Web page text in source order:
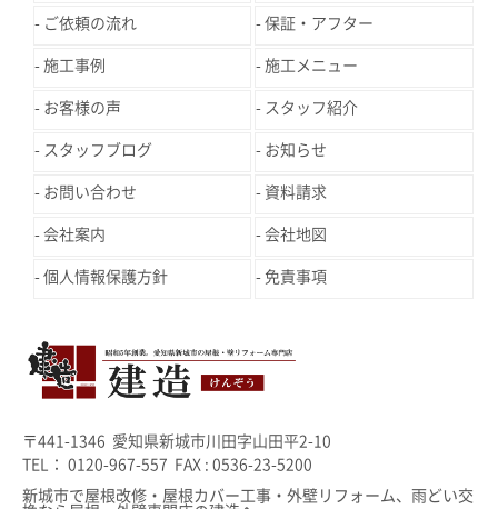
ご依頼の流れ 保証・アフター
施工事例 施工メニュー
お客様の声 スタッフ紹介
スタッフブログ お知らせ
お問い合わせ 資料請求
会社案内 会社地図
個人情報保護方針 免責事項
〒441-1346 愛知県新城市川田字山田平2-10
TEL： 0120-967-557 FAX : 0536-23-5200
新城市で屋根改修・屋根カバー工事・外壁リフォーム、雨どい交